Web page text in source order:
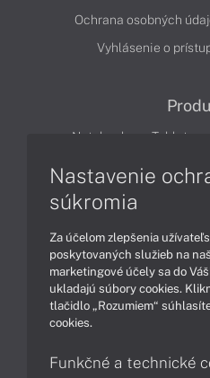
Ochrana osobných
Vyhlásenie o
Notebooky Tablety
Technológie
Podpora a servis
Nastavenie
súkromia
Za účelom zlepšenia
poskytovaných služieb na
marketingové účely sa do
ukladajú súbory cookies.
tlačidlo „Rozumiem“
cookies.
Funkčné a technické